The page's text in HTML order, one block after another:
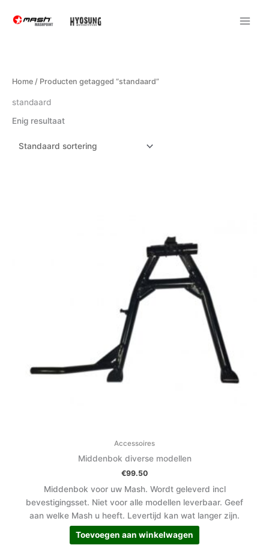
naar
Home / Producten getagged “standaard”
standaard
Enig resultaat
Accessoires
Middenbok diverse modellen
€99.50
Middenbok voor uw Mash. Wordt geleverd incl
bevestigingsset. Niet voor alle modellen leverbaar. Geef
aan welke Mash u heeft. Levertijd kan wat langer zijn.
Toevoegen aan winkelwagen